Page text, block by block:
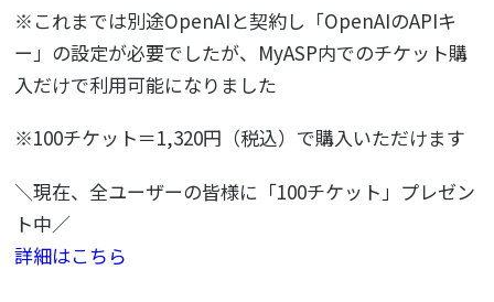
※これまでは別途OpenAIと契約し「OpenAIのAPIキ
ー」の設定が必要でしたが、MyASP内でのチケット購
入だけで利用可能になりました
※100チケット＝1,320円（税込）で購入いただけます
＼現在、全ユーザーの皆様に「100チケット」プレゼン
ト中／
詳細はこちら